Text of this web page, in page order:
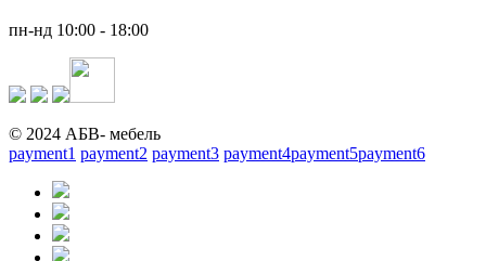
пн-нд 10:00 - 18:00
© 2024 АБВ- мебель
payment1 payment2 payment3 payment4payment5payment6